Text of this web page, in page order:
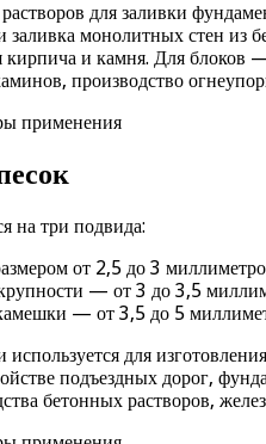
для заливки
заливка монолитных стен из
и камня. Для блоков
производство
на три подвида:
от 2,5 до 3
— от 3 до 3,5
— от 3,5 до 5
для
подъездных дорог,
бетонных растворов,